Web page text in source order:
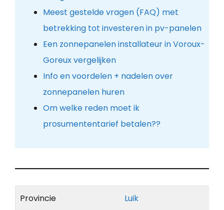
Meest gestelde vragen (FAQ) met
betrekking tot investeren in pv-panelen
Een zonnepanelen installateur in Voroux-
Goreux vergelijken
Info en voordelen + nadelen over
zonnepanelen huren
Om welke reden moet ik
prosumententarief betalen??
Provincie Luik